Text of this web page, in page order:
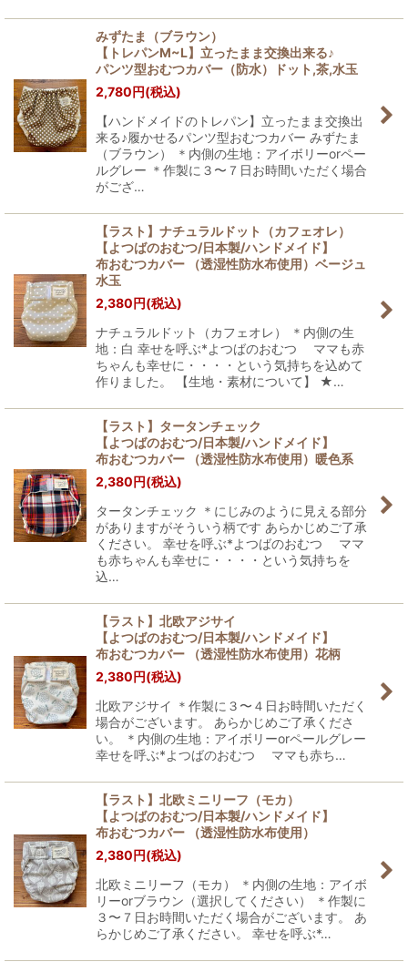
みずたま（ブラウン）
【トレパンM~L】立ったまま交換出来る♪
パンツ型おむつカバー（防水）ドット,茶,水玉
2,780円(税込)
【ハンドメイドのトレパン】立ったまま交換出
来る♪履かせるパンツ型おむつカバー みずたま
（ブラウン） ＊内側の生地：アイボリーorペー
ルグレー ＊作製に３〜７日お時間いただく場合
がござ…
【ラスト】ナチュラルドット（カフェオレ）
【よつばのおむつ/日本製/ハンドメイド】
布おむつカバー （透湿性防水布使用）ベージュ
水玉
2,380円(税込)
ナチュラルドット（カフェオレ） ＊内側の生
地：白 幸せを呼ぶ*よつばのおむつ ママも赤
ちゃんも幸せに・・・・という気持ちを込めて
作りました。 【生地・素材について】 ★…
【ラスト】タータンチェック
【よつばのおむつ/日本製/ハンドメイド】
布おむつカバー （透湿性防水布使用）暖色系
2,380円(税込)
タータンチェック ＊にじみのように見える部分
がありますがそういう柄です あらかじめご了承
ください。 幸せを呼ぶ*よつばのおむつ ママ
も赤ちゃんも幸せに・・・・という気持ちを
込…
【ラスト】北欧アジサイ
【よつばのおむつ/日本製/ハンドメイド】
布おむつカバー （透湿性防水布使用）花柄
2,380円(税込)
北欧アジサイ ＊作製に３〜４日お時間いただく
場合がございます。 あらかじめご了承くださ
い。 ＊内側の生地：アイボリーorペールグレー
幸せを呼ぶ*よつばのおむつ ママも赤ち…
【ラスト】北欧ミニリーフ（モカ）
【よつばのおむつ/日本製/ハンドメイド】
布おむつカバー （透湿性防水布使用）
2,380円(税込)
北欧ミニリーフ（モカ） ＊内側の生地：アイボ
リーorブラウン（選択してください） ＊作製に
３〜７日お時間いただく場合がございます。 あ
らかじめご了承ください。 幸せを呼ぶ*…